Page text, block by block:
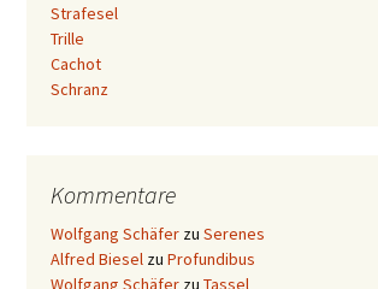
Strafesel
Trille
Cachot
Schranz
Kommentare
Wolfgang Schäfer zu Serenes
Alfred Biesel zu Profundibus
Wolfgang Schäfer zu Tassel